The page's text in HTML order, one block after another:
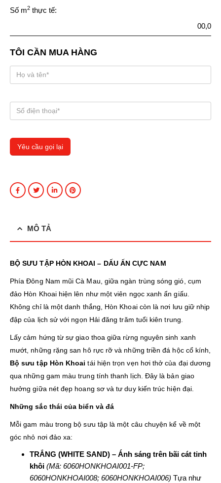
Số m2 thực tế:
00,0
TÔI CẦN MUA HÀNG
MÔ TẢ
BỘ SƯU TẬP HÒN KHOAI – DẤU ẤN CỰC NAM
Phía Đông Nam mũi Cà Mau, giữa ngàn trùng sóng gió, cụm
đảo Hòn Khoai hiện lên như một viên ngọc xanh ẩn giấu.
Không chỉ là một danh thắng, Hòn Khoai còn là nơi lưu giữ nhịp
đập của lịch sử với ngọn Hải đăng trăm tuổi kiên trung.
Lấy cảm hứng từ sự giao thoa giữa rừng nguyên sinh xanh
mướt, những rặng san hô rực rỡ và những triền đá hộc cổ kính,
Bộ sưu tập Hòn Khoai tái hiện trọn vẹn hơi thở của đại dương
qua những gam màu trung tính thanh lịch. Đây là bản giao
hưởng giữa nét đẹp hoang sơ và tư duy kiến trúc hiện đại.
Những sắc thái của biển và đá
Mỗi gam màu trong bộ sưu tập là một câu chuyện kể về một
góc nhỏ nơi đảo xa:
TRẮNG (WHITE SAND) – Ánh sáng trên bãi cát tinh
khôi (Mã: 6060HONKHOAI001-FP;
6060HONKHOAI008; 6060HONKHOAI006) Tựa như